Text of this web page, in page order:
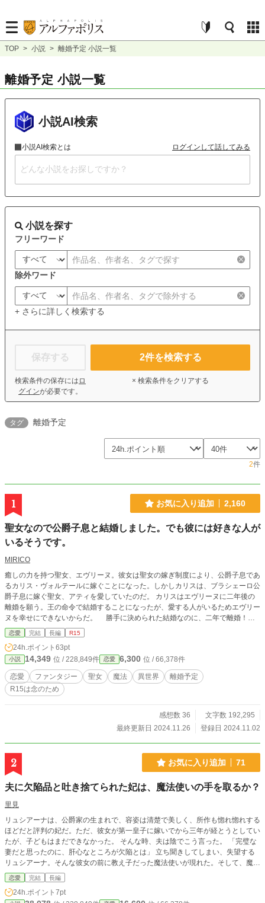
TOP > 小説 > 離婚予定 小説一覧
離婚予定 小説一覧
小説AI検索
小説AI検索とは ログインして話してみる
小説を探す
フリーワード
除外ワード
+ さらに詳しく検索する
保存する
検索条件の保存には ロ
グインが必要です。
2件を検索する
× 検索条件をクリアする
タグ 離婚予定
2件
1 お気に入り追加 2,160
聖女なので公爵子息と結婚しました。でも彼には好きな人が
いるそうです。
MIRICO
癒しの力を持つ聖女、エヴリーヌ。彼女は聖女の嫁ぎ制度により、公爵子息であ
るカリス・ヴォルテールに嫁ぐことになった。しかしカリスは、ブラシェーロ公
爵子息に嫁ぐ聖女、アティを愛していたのだ。 カリスはエヴリーヌに二年後の
離婚を願う。王の命令で結婚することになったが、愛する人がいるためエヴリー
ヌを幸せにできないからだ。 勝手に決められた結婚なのに、二年で離婚！？
アティを愛していても、他の公爵子息の妻となったアティと結婚するわけに
もいかない。離婚した後は独身のまま、後継者も親戚の子に渡すことを辞さな
い。そんなカリスの切実な純情の前に、エヴリーヌは二年後の離婚を承諾した。
なんてやつ。そうは思ったけれど、カリスは心優しく、二年後の離婚が決まって
もエヴリーヌを蔑ろにしない、誠実な男だった。 やめて、優しくしないで。私
が好きになっちゃうから！！ ブックマーク・いいね・ご感想等、ありがとうご
ざいます。誤字もお知らせくださりありがとうございます。修正します。ご感想
恋愛 完結 長編 R15
24h.ポイント 63pt
小説 14,349 位 / 228,849件 恋愛 6,300 位 / 66,378件
恋愛 ファンタジー 聖女 魔法 異世界
離婚予定
R15は念のため
感想数 36
文字数 192,295
最終更新日 2024.11.26
登録日 2024.11.02
2 お気に入り追加 71
夫に欠陥品と吐き捨てられた妃は、魔法使いの手を取るか？
里見
リュシアーナは、公爵家の生まれで、容姿は清楚で美しく、所作も惚れ惚れする
ほどだと評判の妃だ。ただ、彼女が第一皇子に嫁いでから三年が経とうとしてい
たが、子どもはまだできなかった。 そんな時、夫は陰でこう言った。 「完璧な
妻だと思ったのに、肝心なところが欠陥とは」 立ち聞きしてしまい、失望する
リュシアーナ。そんな彼女の前に教え子だった魔法使いが現れた。そして、魔法
使いは、手を差し出して、提案する。リュシアーナの願いを叶える手伝いをする
とーー。 リュシアーナは、自身を子を産む道具のように扱う夫とその周囲を利
用してのしあがることを決意し、その手をとる。様々な思惑が交錯する中、彼女
恋愛 完結 長編
24h.ポイント 7pt